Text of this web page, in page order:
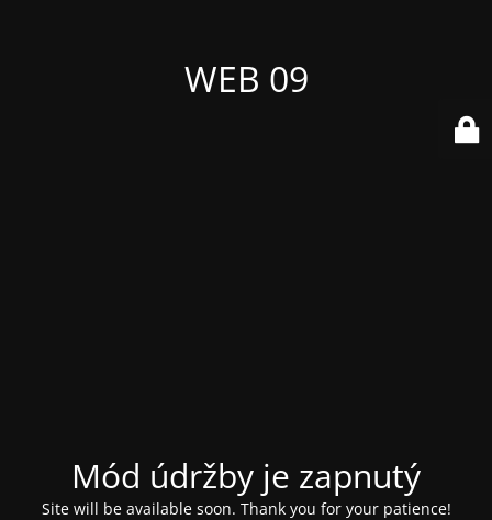
WEB 09
Mód údržby je zapnutý
Site will be available soon. Thank you for your patience!